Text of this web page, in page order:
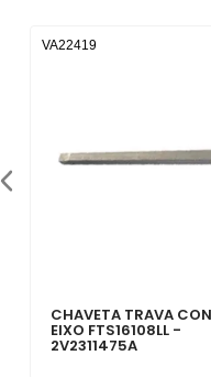
CHAVETA TRAVA
EIXO FTS16108LL -
2V2311475A
VA22419